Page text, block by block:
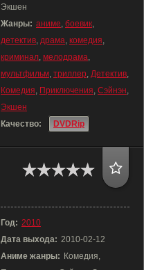
Экшен
Жанры: аниме, боевик,
детектив, драма, комедия,
криминал, мелодрама,
мультфильм, триллер, Детектив,
Комедия, Приключения, Сэйнэн,
Экшен
Качество:
DVDRip
Год: 2010
Дата выхода: 2010-02-12
Аниме жанры: Комедия,